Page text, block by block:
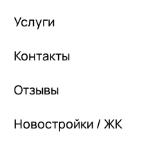
Услуги
Контакты
Отзывы
Новостройки / ЖК